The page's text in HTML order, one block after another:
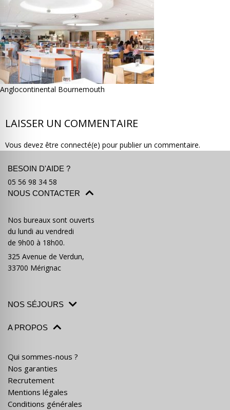
Anglocontinental Bournemouth
LAISSER UN COMMENTAIRE
Vous devez être connecté(e) pour publier un commentaire.
BESOIN D'AIDE ?
05 56 98 34 58
NOUS CONTACTER
Nos bureaux sont ouverts
du lundi au vendredi
de 9h00 à 18h00.
325 Avenue de Verdun,
33700 Mérignac
NOS SÉJOURS
A PROPOS
Qui sommes-nous ?
Nos garanties
Recrutement
Mentions légales
Conditions générales